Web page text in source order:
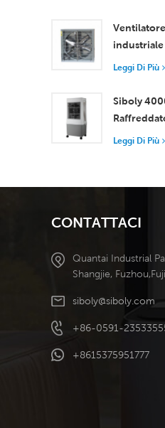
d'aria
industriale
per una
superiore
Leggi Di Più
Siboly
portatile
ad alta
Leggi Di Più
CONTATTACI
Quantai Industrial
Shangjie,
siboly@siboly.com
+86-0591-
+8615375951777